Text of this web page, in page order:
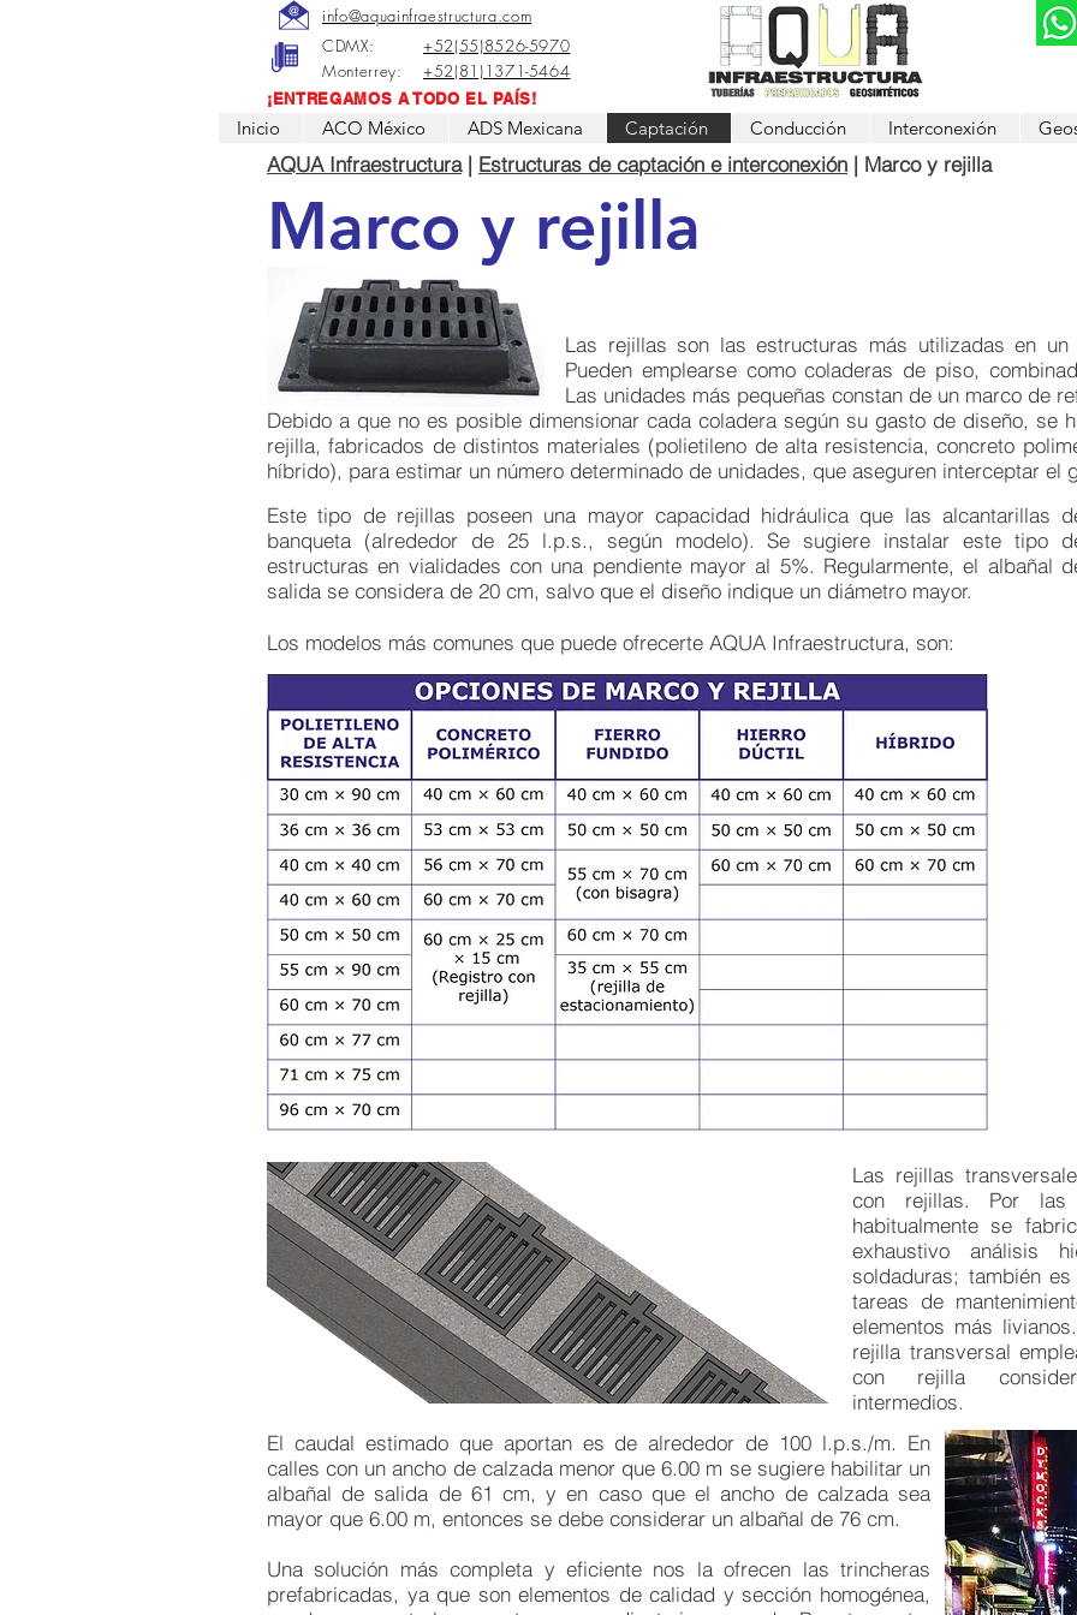
info@aquainfraestructura.com
+52(55)8526-5970
+52(81)1371-5464
CDMX:
Monterrey:
¡ENTREGAMOS A TODO EL PAÍS!
Inicio ACO México ADS Mexicana Captación Conducción Interconexión
AQUA Infraestructura| Estructuras de captación e interconexión | Marco y rejilla
Marco y rejilla
Las rejillas son las estructuras más utilizadas en
Pueden emplearse como coladeras de piso,
Las unidades más pequeñas constan de un marco de
Debido a que no es posible dimensionar cada coladera según su gasto de diseño, se
rejilla, fabricados de distintos materiales (polietileno de alta resistencia, concreto
híbrido), para estimar un número determinado de unidades, que aseguren interceptar el
Este tipo de rejillas poseen una mayor capacidad hidráulica que las alcantarillas
banqueta (alrededor de 25 l.p.s., según modelo). Se sugiere instalar este tipo
estructuras en vialidades con una pendiente mayor al 5%. Regularmente, el albañal
salida se considera de 20 cm, salvo que el diseño indique un diámetro mayor.
Los modelos más comunes que puede ofrecerte AQUA Infraestructura, son:
Las rejillas
con rejillas. Por las
habitualmente se
exhaustivo análisis
soldaduras; también
tareas de
elementos más
rejilla transversal
con rejilla
intermedios.
El caudal estimado que aportan es de alrededor de 100 l.p.s./m. En
calles con un ancho de calzada menor que 6.00 m se sugiere habilitar un
albañal de salida de 61 cm, y en caso que el ancho de calzada sea
mayor que 6.00 m, entonces se debe considerar un albañal de 76 cm.
Una solución más completa y eficiente nos la ofrecen las trincheras
prefabricadas, ya que son elementos de calidad y sección homogénea,